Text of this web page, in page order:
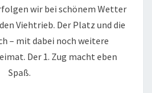
wir bei schönem Wetter
Viehtrieb. Der Platz und die
– mit dabei noch weitere
Der 1. Zug macht eben
Spaß.